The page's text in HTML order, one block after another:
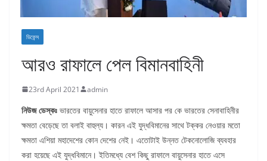
ডিফেন্স
আরও রাফালে পেল বিমানবাহিনী
23rd April 2021 admin
নিউজ ডেস্কঃ ভারতের বায়ুসেনার হাতে রাফালে আসার পর কে ভারতের সেনাবাহিনীর
ক্ষমতা বেড়েছে তা বলাই বাহুল্য। কারন এই যুদ্ধবিমানের সাথে টক্কর নেওয়ার মতো
ক্ষমতা এশিয়া মহাদেশের কোন দেশের নেই। এতোটাই উন্নত টেকনোলোজি ব্যবহার
করা হয়েছে এই যুদ্ধবিমানে। ইতিমধ্যে বেশ কিছু রাফালে বায়ুসেনার হাতে এসে